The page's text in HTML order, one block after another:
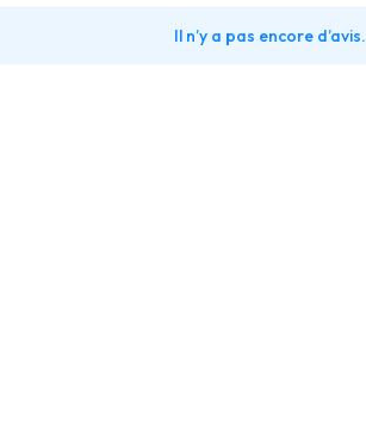
Il n’y a pas encore d’avis.